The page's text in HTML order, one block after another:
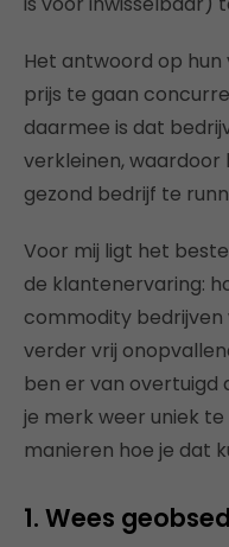
Het antwoord op hun
prijs te gaan
daarmee is dat
verkleinen,
gezond bedrijf te
Voor mij ligt het
de klantenervaring:
commodity
verder vrij
ben er van overtuigd
je merk weer uniek te
manieren hoe je dat
1. Wees